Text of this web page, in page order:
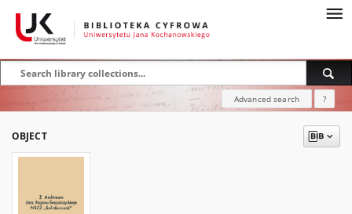
Advanced search ?
OBJECT